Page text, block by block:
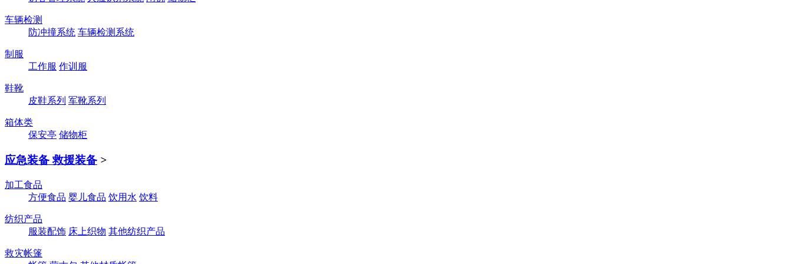
车辆检测
防冲撞系统 车辆检测系统
制服
工作服 作训服
鞋靴
皮鞋系列 军靴系列
箱体类
保安亭 储物柜
应急装备 救援装备 >
加工食品
方便食品 婴儿食品 饮用水 饮料
纺织产品
服装配饰 床上织物 其他纺织产品
救灾帐篷